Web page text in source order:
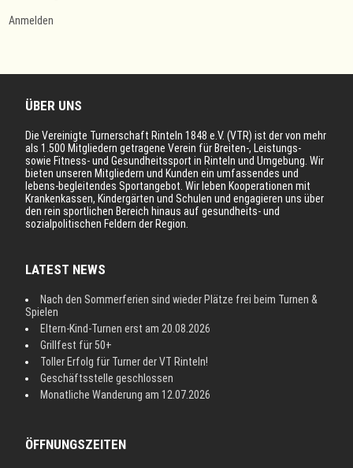
Anmelden
ÜBER UNS
Die Vereinigte Turnerschaft Rinteln 1848 e.V. (VTR) ist der von mehr
als 1.500 Mitgliedern getragene Verein für Breiten-, Leistungs-
sowie Fitness- und Gesundheitssport in Rinteln und Umgebung. Wir
bieten unseren Mitgliedern und Kunden ein umfassendes und
lebens-begleitendes Sportangebot. Wir leben Kooperationen mit
Krankenkassen, Kindergärten und Schulen und engagieren uns über
den rein sportlichen Bereich hinaus auf gesundheits- und
sozialpolitischen Feldern der Region.
LATEST NEWS
Nach den Sommerferien sind wieder Plätze frei beim Turnen &
Spielen
Eltern-Kind-Turnen erst am 20.08.2026
Grillfest für 50+
Toller Erfolg für Turner der VT Rinteln!
Geschäftsstelle geschlossen
Monatliche Wanderung am 12.07.2026
ÖFFNUNGSZEITEN